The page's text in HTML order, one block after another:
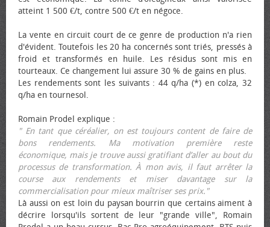
atteint 1 500 €/t, contre 500 €/t en négoce.
La vente en circuit court de ce genre de production n'a rien
d'évident. Toutefois les 20 ha concernés sont triés, pressés à
froid et transformés en huile. Les résidus sont mis en
tourteaux. Ce changement lui assure 30 % de gains en plus.
Les rendements sont les suivants : 44 q/ha (*) en colza, 32
q/ha en tournesol.
Romain Prodel explique :
" En tant que céréalier, on est toujours content de faire de
bons rendements. Ma motivation première reste
économique, mais je trouve aussi gratifiant d’aller au bout du
processus de transformation. À mon avis, il faut arrêter la
course aux rendements et miser davantage sur la
commercialisation pour mieux maîtriser ses prix."
Là aussi on est loin du paysan bourrin que certains aiment à
décrire lorsqu'ils sortent de leur "grande ville", Romain